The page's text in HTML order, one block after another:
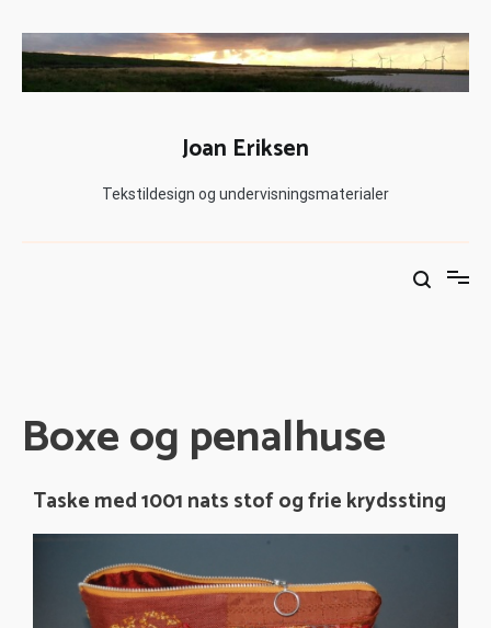
Joan Eriksen
Tekstildesign og undervisningsmaterialer
Boxe og penalhuse
Taske med 1001 nats stof og frie krydssting